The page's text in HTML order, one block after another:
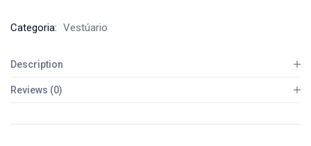
Categoria: Vestúario
Description
Reviews (0)